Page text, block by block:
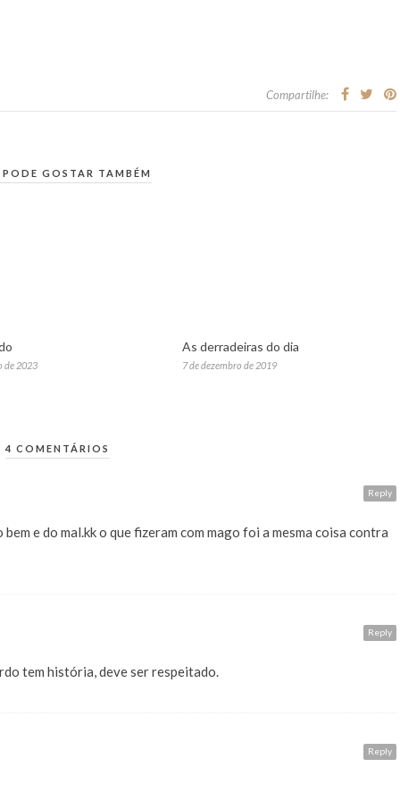
Compartilhe:
GOSTAR TAMBÉM
de 2023
As derradeiras do dia
7 de dezembro de 2019
4 COMENTÁRIOS
Reply
e do mal.kk o que fizeram com mago foi a mesma coisa contra
Reply
tem história, deve ser respeitado.
Reply